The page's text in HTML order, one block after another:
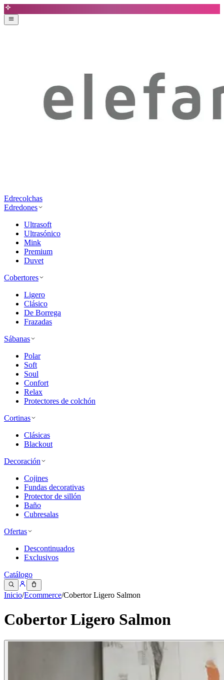
Edrecolchas
Edredones
Ultrasoft
Ultrasónico
Mink
Premium
Duvet
Cobertores
Ligero
Clásico
De Borrega
Frazadas
Sábanas
Polar
Soft
Soul
Confort
Relax
Protectores de colchón
Cortinas
Clásicas
Blackout
Decoración
Cojines
Fundas decorativas
Protector de sillón
Baño
Cubresalas
Ofertas
Descontinuados
Exclusivos
Catálogo
Inicio/Ecommerce/Cobertor Ligero Salmon
Cobertor Ligero Salmon